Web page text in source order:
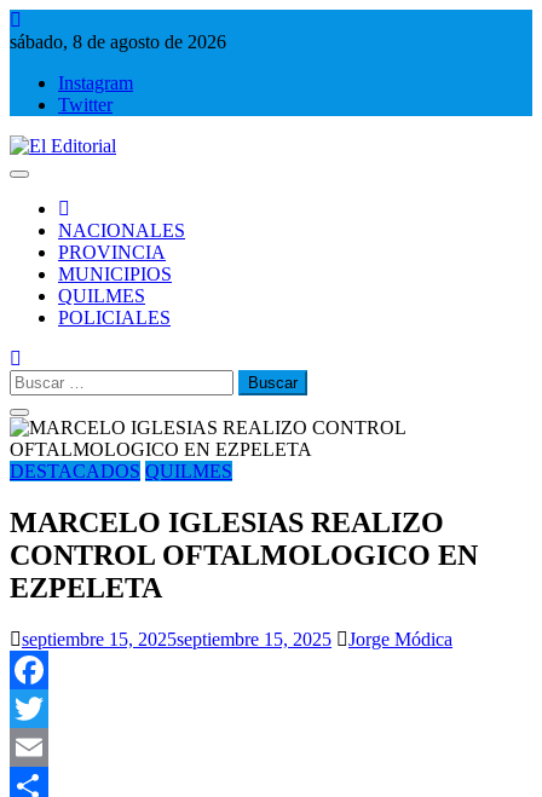
Saltar
al
sábado, 8 de agosto de 2026
Instagram
Twitter
NACIONALES
PROVINCIA
MUNICIPIOS
QUILMES
POLICIALES
Buscar:
DESTACADOS QUILMES
MARCELO IGLESIAS REALIZO
CONTROL OFTALMOLOGICO EN
EZPELETA
septiembre 15, 2025septiembre 15, 2025 Jorge Módica
Facebook
Twitter
Email